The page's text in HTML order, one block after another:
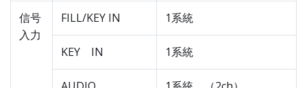
信号
入力
FILL/KEY IN 1系統
KEY IN 1系統